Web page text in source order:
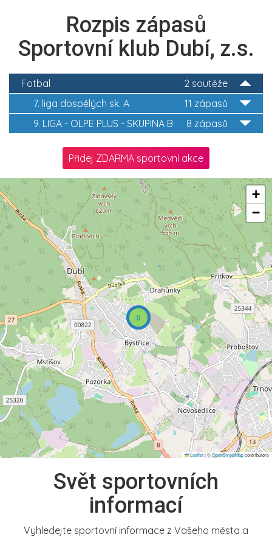
Rozpis zápasů
Sportovní klub Dubí, z.s.
2 soutěže
Fotbal
11 zápasů
7. liga dospělých sk. A
8 zápasů
9. LIGA - OLPE PLUS - SKUPINA B
Přidej ZDARMA sportovní akce
9
+
−
Leaflet|©OpenStreetMapcontributors
Svět sportovních
informací
Vyhledejte sportovní informace z Vašeho města a